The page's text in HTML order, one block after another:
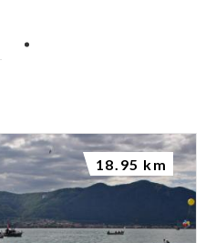
18.95 km